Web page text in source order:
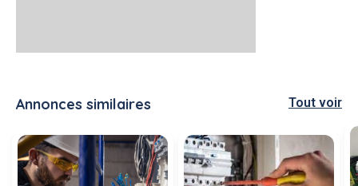
Annonces similaires Tout voir